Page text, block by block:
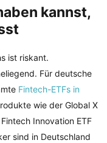
kannst,
ist riskant.
Für deutsche
Fintech-ETFs in
wie der Global X
Innovation ETF
sind in Deutschland